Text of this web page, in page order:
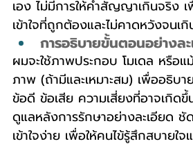
เอง ไม่มีการให้คำสัญญาเกินจริง
เข้าใจที่ถูกต้องและไม่คาดหวังจนเกิ
การอธิบายขั้นตอนอย่างละ
ผมจะใช้ภาพประกอบ โมเดล หรือแ
ภาพ (ถ้ามีและเหมาะสม) เพื่ออธิบ
ข้อดี ข้อเสีย ความเสี่ยงที่อาจเกิดขึ้
ดูแลหลังการรักษาอย่างละเอียด ชั
เข้าใจง่าย เพื่อให้คนไข้รู้สึกสบายใ